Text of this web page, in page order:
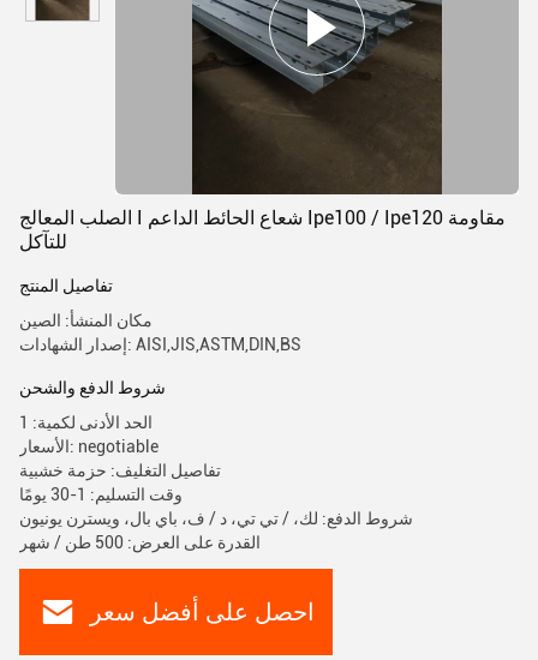
الصلب المعالج I شعاع الحائط الداعم Ipe100 / Ipe120 مقاومة
للتآكل
تفاصيل المنتج
مكان المنشأ: الصين
إصدار الشهادات: AISI,JIS,ASTM,DIN,BS
شروط الدفع والشحن
الحد الأدنى لكمية: 1
الأسعار: negotiable
تفاصيل التغليف: حزمة خشبية
وقت التسليم: 1-30 يومًا
شروط الدفع: لك، / تي تي، د / ف، باي بال، ويسترن يونيون
القدرة على العرض: 500 طن / شهر
احصل على أفضل سعر